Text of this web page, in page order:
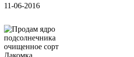
11-06-2016